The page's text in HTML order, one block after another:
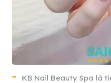
KB Nail Beauty Spa là